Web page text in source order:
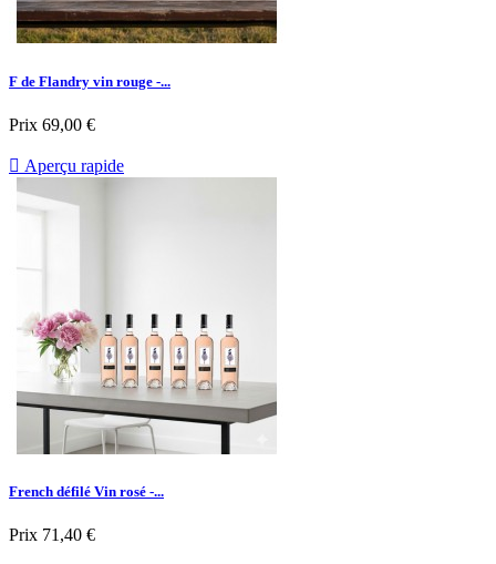
F de Flandry vin rouge -...
Prix 69,00 €
 Aperçu rapide
French défilé Vin rosé -...
Prix 71,40 €